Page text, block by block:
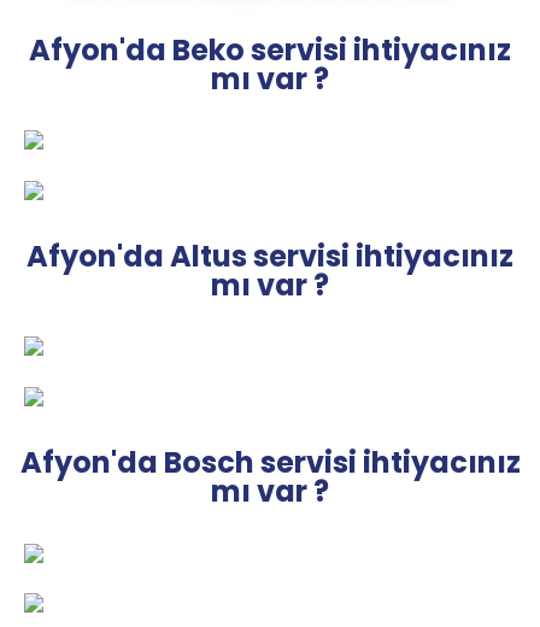
Afyon'da Beko servisi ihtiyacınız
mı var ?
Afyon'da Altus servisi ihtiyacınız
mı var ?
Afyon'da Bosch servisi ihtiyacınız
mı var ?